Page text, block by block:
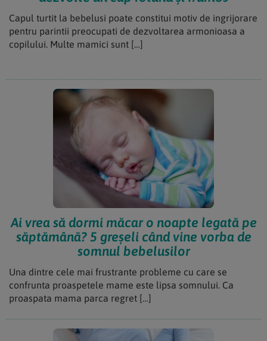
Capul turtit la bebelusi poate constitui motiv de ingrijorare
pentru parintii preocupati de dezvoltarea armonioasa a
copilului. Multe mamici sunt […]
Ai vrea să dormi măcar o noapte legată pe
săptămână? 5 greșeli când vine vorba de
somnul bebelusilor
Una dintre cele mai frustrante probleme cu care se
confrunta proaspetele mame este lipsa somnului. Ca
proaspata mama parca regret […]